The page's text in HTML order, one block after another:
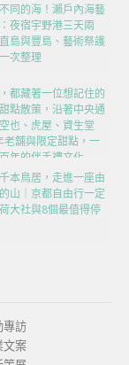
同的海！瀨戶內海藝
夜宿宇野港三天兩
島與豐島、藝術祭護
次整理
都藏著一位想記住的
點散策，沿著中央通
也、虎屋、資生堂
舖與限定甜點，一
年的伴手禮文化
本鳥居，走進一座由
山｜京都自由行一定
大社與8個最值得停
專訪
文案